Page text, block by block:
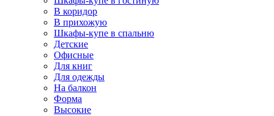
В коридор
В прихожую
Шкафы-купе в спальню
Детские
Офисные
Для книг
Для одежды
На балкон
Форма
Высокие